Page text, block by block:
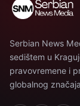
Serbian News
sedištem u
pravovremene i
globalnog